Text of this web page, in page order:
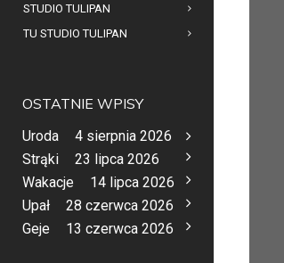
STUDIO TULIPAN
TU STUDIO TULIPAN
OSTATNIE WPISY
Uroda
4 sierpnia 2026
Strąki
23 lipca 2026
Wakacje
14 lipca 2026
Upał
28 czerwca 2026
Geje
13 czerwca 2026